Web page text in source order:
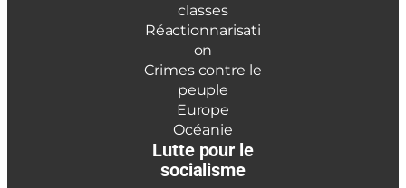
classes
Réactionnarisati
on
Crimes contre le
peuple
Europe
Océanie
Lutte pour le
socialisme